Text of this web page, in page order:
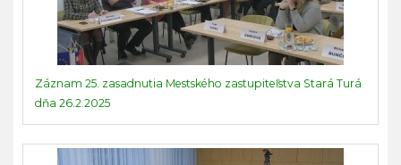
Záznam 25. zasadnutia Mestského zastupiteľstva Stará Turá
dňa 26.2.2025